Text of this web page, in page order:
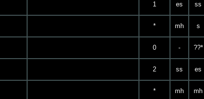
1 es ss
* mh s
0 - ??*
2 ss es
* mh mh